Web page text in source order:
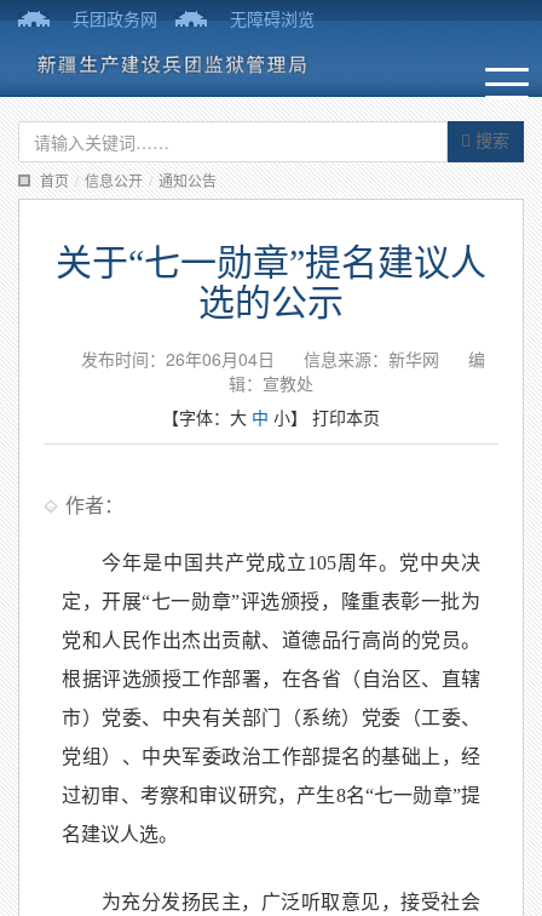
兵团政务网 无障碍浏览
搜索
首页 / 信息公开 / 通知公告
关于“七一勋章”提名建议人
选的公示
发布时间：26年06月04日 信息来源：新华网
编
辑：宣教处
【字体： 大 中 小】 打印本页
作者：
今年是中国共产党成立105周年。党中央决
定，开展“七一勋章”评选颁授，隆重表彰一批为
党和人民作出杰出贡献、道德品行高尚的党员。
根据评选颁授工作部署，在各省（自治区、直辖
市）党委、中央有关部门（系统）党委（工委、
党组）、中央军委政治工作部提名的基础上，经
过初审、考察和审议研究，产生8名“七一勋章”提
名建议人选。
为充分发扬民主，广泛听取意见，接受社会